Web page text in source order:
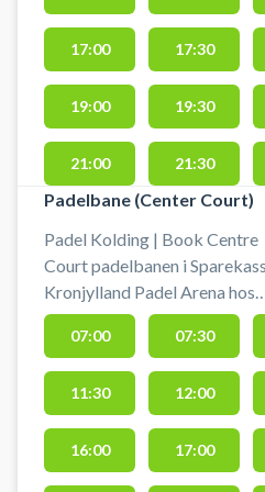
under Rocket Padel Kolding.
Rocket Padel Kolding ligger i
gamle KIF Padel Club lokaler.
17:00 17:30
19:00 19:30
21:00 21:30
Padelbane (Center Court)
Padel Kolding | Book Centre
Court padelbanen i
Kronjylland Padel Arena hos
Rocket Padel Kolding. Book
doublebane og spil padel i
på Rocket Padels 5-stjernede
Centre Court padelbane.
Sparekassen Kronjylland
Arena har 9 double- og 2
singlebaner, hvoraf en er
07:00 07:30
11:30 12:00
16:00 17:00